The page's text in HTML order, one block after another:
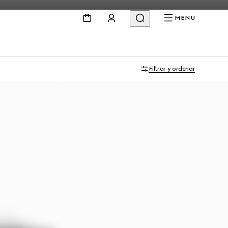
MENU
Filtrar y ordenar